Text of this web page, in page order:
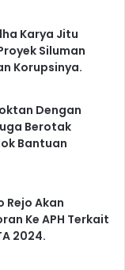
Karya Jitu
Siluman
Korupsinya.
Dengan
Berotak
Bantuan
Rejo Akan
Ke APH Terkait
2024.